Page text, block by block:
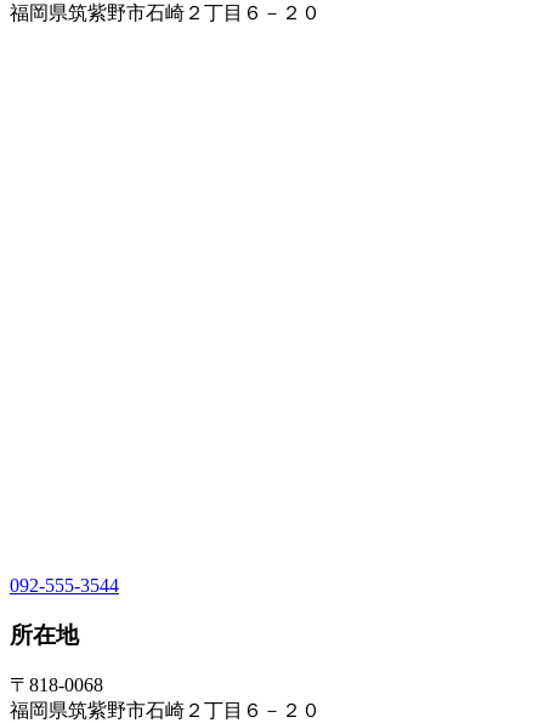
福岡県筑紫野市石崎２丁目６－２０
092-555-3544
所在地
〒818-0068
福岡県筑紫野市石崎２丁目６－２０